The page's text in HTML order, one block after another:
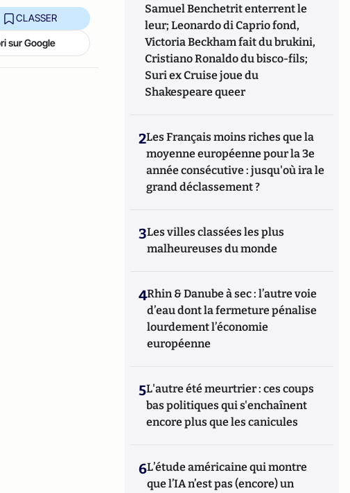
CLASSER
sur Google
Samuel Benchetrit enterrent le
leur; Leonardo di Caprio fond,
Victoria Beckham fait du brukini,
Cristiano Ronaldo du bisco-fils;
Suri ex Cruise joue du
Shakespeare queer
2Les Français moins riches que la
moyenne européenne pour la 3e
année consécutive : jusqu'où ira le
grand déclassement ?
3Les villes classées les plus
malheureuses du monde
4Rhin & Danube à sec : l’autre voie
d’eau dont la fermeture pénalise
lourdement l’économie
européenne
5L'autre été meurtrier : ces coups
bas politiques qui s'enchaînent
encore plus que les canicules
6L’étude américaine qui montre
que l’IA n’est pas (encore) un